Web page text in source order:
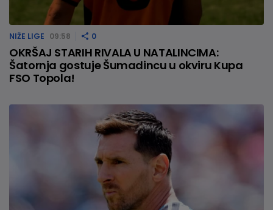
NIŽE LIGE 09:58 0
OKRŠAJ STARIH RIVALA U NATALINCIMA:
Šatornja gostuje Šumadincu u okviru Kupa
FSO Topola!